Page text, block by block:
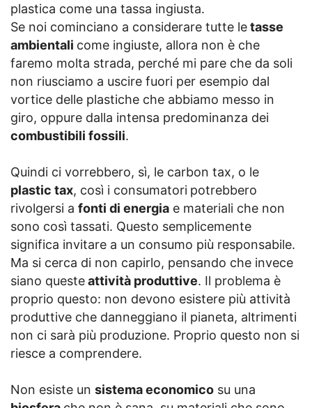
plastica come una tassa ingiusta.
Se noi cominciano a considerare tutte letasse
ambientali come ingiuste, allora non è che
faremo molta strada, perché mi pare che da soli
non riusciamo a uscire fuori per esempio dal
vortice delle plastiche che abbiamo messo in
giro, oppure dalla intensa predominanza dei
combustibili fossili.
Quindi ci vorrebbero, sì, le carbon tax, o le
plastic tax, così i consumatori potrebbero
rivolgersi a fonti di energia e materiali che non
sono così tassati. Questo semplicemente
significa invitare a un consumo più responsabile.
Ma si cerca di non capirlo, pensando che invece
siano questeattività produttive. Il problema è
proprio questo: non devono esistere più attività
produttive che danneggiano il pianeta, altrimenti
non ci sarà più produzione. Proprio questo non si
riesce a comprendere.
Non esiste un sistema economico su una